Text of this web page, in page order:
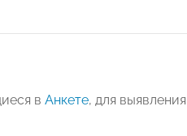
в Анкете, для